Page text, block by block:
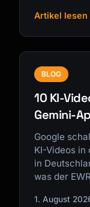
Artikel lesen
BLOG
10 KI-
Gemini-
Google
KI-Videos in
in
was der
1. August